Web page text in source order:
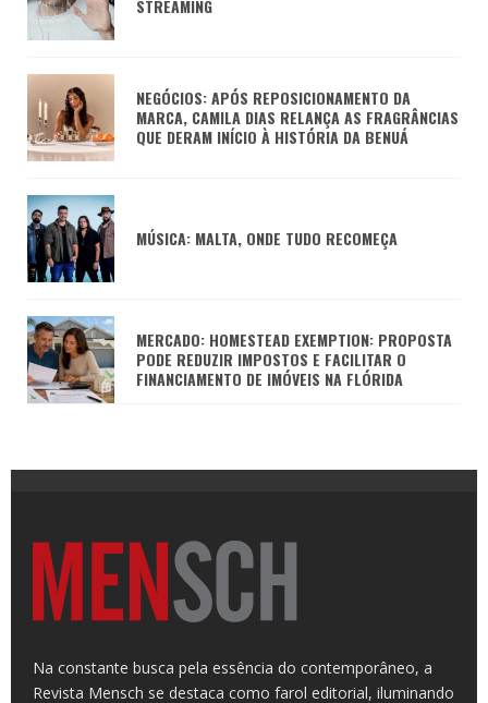
STREAMING
NEGÓCIOS: APÓS REPOSICIONAMENTO DA
MARCA, CAMILA DIAS RELANÇA AS FRAGRÂNCIAS
QUE DERAM INÍCIO À HISTÓRIA DA BENUÁ
MÚSICA: MALTA, ONDE TUDO RECOMEÇA
MERCADO: HOMESTEAD EXEMPTION: PROPOSTA
PODE REDUZIR IMPOSTOS E FACILITAR O
FINANCIAMENTO DE IMÓVEIS NA FLÓRIDA
Na constante busca pela essência do contemporâneo, a
Revista Mensch se destaca como farol editorial, iluminando